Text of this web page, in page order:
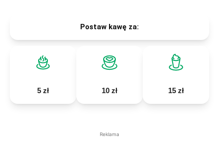
Postaw kawę za:
5 zł 10 zł 15 zł
Reklama